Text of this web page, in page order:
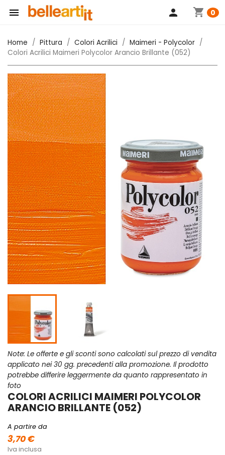
 shopping_cart 0
person
Home Pittura Colori Acrilici
Maimeri - Polycolor
Colori Acrilici Maimeri Polycolor Arancio Brillante (052)
Note: Le offerte e gli sconti sono calcolati sul prezzo di vendita
applicato nei 30 gg. precedenti alla promozione. Il prodotto
potrebbe differire leggermente da quanto rappresentato in
foto
COLORI ACRILICI MAIMERI POLYCOLOR
ARANCIO BRILLANTE (052)
A partire da
3,70 €
Iva inclusa